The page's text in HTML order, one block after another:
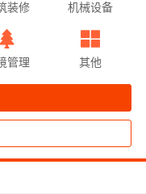
装修 机械设备
管理 其他